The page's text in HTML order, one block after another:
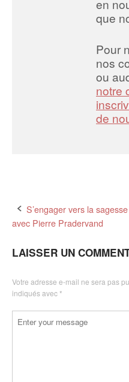
en
que
Pour
nos
ou
notre
de
Post
S’engager vers la sagesse
avec Pierre Pradervand
LAISSER UN
Votre adresse e-mail ne sera pas
indiqués avec*
Commentaire